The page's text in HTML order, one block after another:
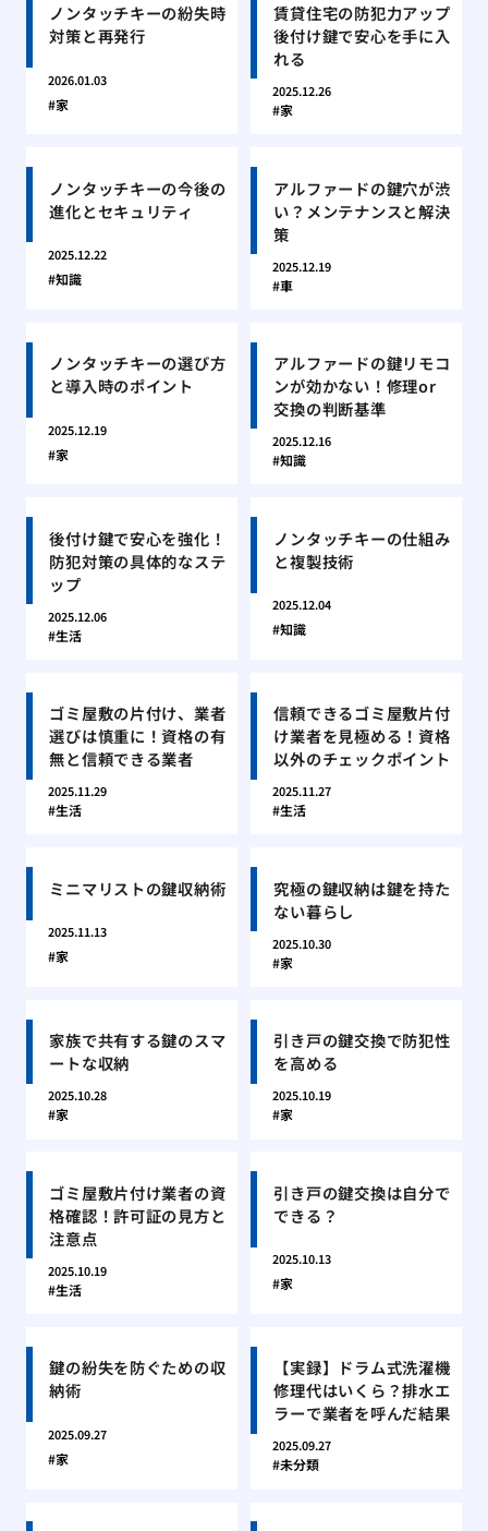
ノンタッチキーの紛失時
対策と再発行
2026.01.03
家
賃貸住宅の防犯力アップ
後付け鍵で安心を手に入
れる
2025.12.26
家
ノンタッチキーの今後の
進化とセキュリティ
2025.12.22
知識
アルファードの鍵穴が渋
い？メンテナンスと解決
策
2025.12.19
車
ノンタッチキーの選び方
と導入時のポイント
2025.12.19
家
アルファードの鍵リモコ
ンが効かない！修理or
交換の判断基準
2025.12.16
知識
後付け鍵で安心を強化！
防犯対策の具体的なステ
ップ
2025.12.06
生活
ノンタッチキーの仕組み
と複製技術
2025.12.04
知識
ゴミ屋敷の片付け、業者
選びは慎重に！資格の有
無と信頼できる業者
2025.11.29
生活
信頼できるゴミ屋敷片付
け業者を見極める！資格
以外のチェックポイント
2025.11.27
生活
ミニマリストの鍵収納術
2025.11.13
家
究極の鍵収納は鍵を持た
ない暮らし
2025.10.30
家
家族で共有する鍵のスマ
ートな収納
2025.10.28
家
引き戸の鍵交換で防犯性
を高める
2025.10.19
家
ゴミ屋敷片付け業者の資
格確認！許可証の見方と
注意点
2025.10.19
生活
引き戸の鍵交換は自分で
できる？
2025.10.13
家
鍵の紛失を防ぐための収
納術
2025.09.27
家
【実録】ドラム式洗濯機
修理代はいくら？排水エ
ラーで業者を呼んだ結果
2025.09.27
未分類